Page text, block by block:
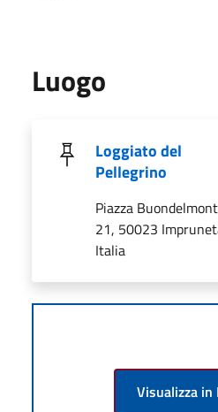
Luogo
Loggiato del
Pellegrino
Piazza
21, 50023
Italia
Visualizza in